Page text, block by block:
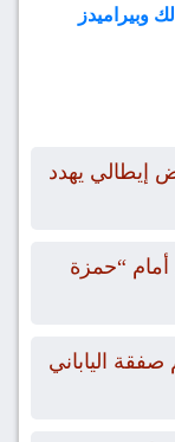
وبيراميدز
إيطالي يهدد
أمام “حمزة
الياباني